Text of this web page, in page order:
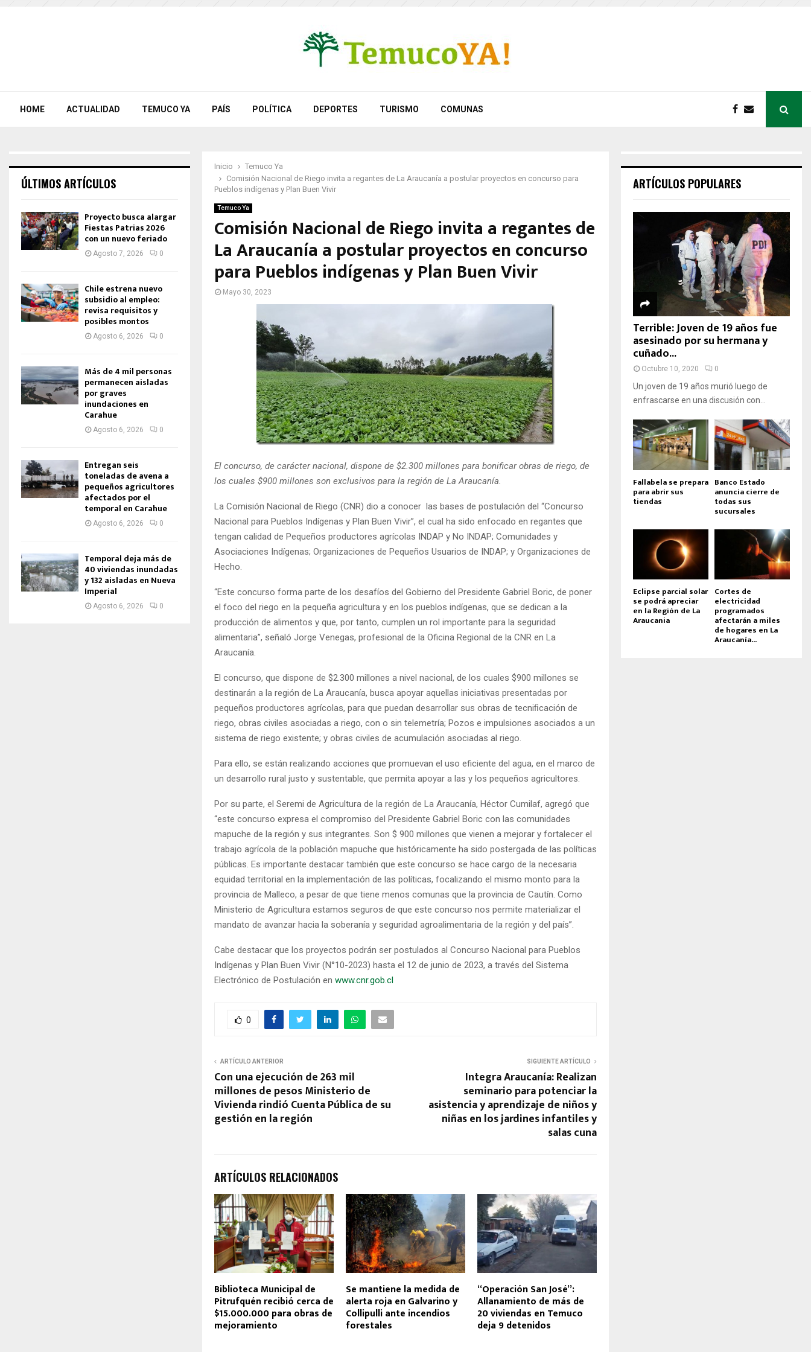
HOME ACTUALIDAD TEMUCO YA PAÍS POLÍTICA DEPORTES TURISMO COMUNAS
Inicio
Temuco Ya
Comisión Nacional de Riego invita a regantes de La Araucanía a postular proyectos en concurso para
Pueblos indígenas y Plan Buen Vivir
Temuco Ya
Comisión Nacional de Riego invita a regantes de
La Araucanía a postular proyectos en concurso
para Pueblos indígenas y Plan Buen Vivir
Mayo 30, 2023
El concurso, de carácter nacional, dispone de $2.300 millones para bonificar obras de riego, de
los cuales $900 millones son exclusivos para la región de La Araucanía.
La Comisión Nacional de Riego (CNR) dio a conocer las bases de postulación del “Concurso
Nacional para Pueblos Indígenas y Plan Buen Vivir”, el cual ha sido enfocado en regantes que
tengan calidad de Pequeños productores agrícolas INDAP y No INDAP; Comunidades y
Asociaciones Indígenas; Organizaciones de Pequeños Usuarios de INDAP; y Organizaciones de
Hecho.
“Este concurso forma parte de los desafíos del Gobierno del Presidente Gabriel Boric, de poner
el foco del riego en la pequeña agricultura y en los pueblos indígenas, que se dedican a la
producción de alimentos y que, por tanto, cumplen un rol importante para la seguridad
alimentaria”, señaló Jorge Venegas, profesional de la Oficina Regional de la CNR en La
Araucanía.
El concurso, que dispone de $2.300 millones a nivel nacional, de los cuales $900 millones se
destinarán a la región de La Araucanía, busca apoyar aquellas iniciativas presentadas por
pequeños productores agrícolas, para que puedan desarrollar sus obras de tecniﬁcación de
riego, obras civiles asociadas a riego, con o sin telemetría; Pozos e impulsiones asociados a un
sistema de riego existente; y obras civiles de acumulación asociadas al riego.
Para ello, se están realizando acciones que promuevan el uso eficiente del agua, en el marco de
un desarrollo rural justo y sustentable, que permita apoyar a las y los pequeños agricultores.
Por su parte, el Seremi de Agricultura de la región de La Araucanía, Héctor Cumilaf, agregó que
“este concurso expresa el compromiso del Presidente Gabriel Boric con las comunidades
mapuche de la región y sus integrantes. Son $ 900 millones que vienen a mejorar y fortalecer el
trabajo agrícola de la población mapuche que históricamente ha sido postergada de las políticas
públicas. Es importante destacar también que este concurso se hace cargo de la necesaria
equidad territorial en la implementación de las políticas, focalizando el mismo monto para la
provincia de Malleco, a pesar de que tiene menos comunas que la provincia de Cautín. Como
Ministerio de Agricultura estamos seguros de que este concurso nos permite materializar el
mandato de avanzar hacia la soberanía y seguridad agroalimentaria de la región y del país”.
Cabe destacar que los proyectos podrán ser postulados al Concurso Nacional para Pueblos
Indígenas y Plan Buen Vivir (N°10-2023) hasta el 12 de junio de 2023, a través del Sistema
Electrónico de Postulación en www.cnr.gob.cl
0
ARTÍCULO ANTERIOR
Con una ejecución de 263 mil
millones de pesos Ministerio de
Vivienda rindió Cuenta Pública de su
gestión en la región
SIGUIENTE ARTÍCULO
Integra Araucanía: Realizan
seminario para potenciar la
asistencia y aprendizaje de niños y
niñas en los jardines infantiles y
salas cuna
ARTÍCULOS RELACIONADOS
Biblioteca Municipal de
Pitrufquén recibió cerca de
$15.000.000 para obras de
mejoramiento
Se mantiene la medida de
alerta roja en Galvarino y
Collipulli ante incendios
forestales
“Operación San José”:
Allanamiento de más de
20 viviendas en Temuco
deja 9 detenidos
ÚLTIMOS ARTÍCULOS
Proyecto busca alargar
Fiestas Patrias 2026
con un nuevo feriado
Agosto 7, 2026 0
Chile estrena nuevo
subsidio al empleo:
revisa requisitos y
posibles montos
Agosto 6, 2026 0
Más de 4 mil personas
permanecen aisladas
por graves
inundaciones en
Carahue
Agosto 6, 2026 0
Entregan seis
toneladas de avena a
pequeños agricultores
afectados por el
temporal en Carahue
Agosto 6, 2026 0
Temporal deja más de
40 viviendas inundadas
y 132 aisladas en Nueva
Imperial
Agosto 6, 2026 0
ARTÍCULOS POPULARES
Terrible: Joven de 19 años fue
asesinado por su hermana y
cuñado...
Octubre 10, 2020 0
Un joven de 19 años murió luego de
enfrascarse en una discusión con...
Fallabela se prepara
para abrir sus
tiendas
Banco Estado
anuncia cierre de
todas sus
sucursales
Eclipse parcial solar
se podrá apreciar
en la Región de La
Araucania
Cortes de
electricidad
programados
afectarán a miles
de hogares en La
Araucanía...